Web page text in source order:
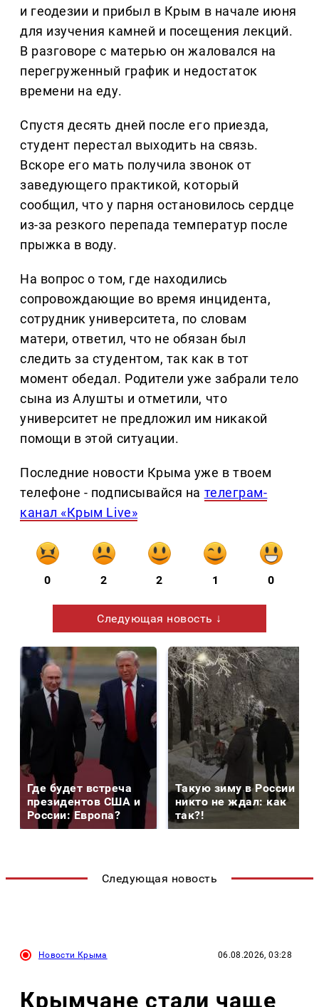
и геодезии и прибыл в Крым в начале июня
для изучения камней и посещения лекций.
В разговоре с матерью он жаловался на
перегруженный график и недостаток
времени на еду.
Спустя десять дней после его приезда,
студент перестал выходить на связь.
Вскоре его мать получила звонок от
заведующего практикой, который
сообщил, что у парня остановилось сердце
из-за резкого перепада температур после
прыжка в воду.
На вопрос о том, где находились
сопровождающие во время инцидента,
сотрудник университета, по словам
матери, ответил, что не обязан был
следить за студентом, так как в тот
момент обедал. Родители уже забрали тело
сына из Алушты и отметили, что
университет не предложил им никакой
помощи в этой ситуации.
Последние новости Крыма уже в твоем
телефоне - подписывайся на телеграм-
канал «Крым Live»
0 2 2 1 0
Следующая новость ↓
Где будет встреча
президентов США и
России: Европа?
Такую зиму в России
никто не ждал: как
так?!
Следующая новость
Новости Крыма 06.08.2026, 03:28
Крымчане стали чаще